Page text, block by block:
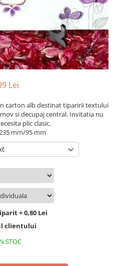
Lei
carton alb destinat tiparirii textului
si decupaj central. Invitatia nu
plic clasic.
mm/95 mm
+ 0,80 Lei
clientului
STOC